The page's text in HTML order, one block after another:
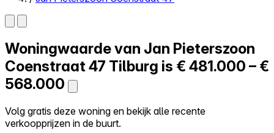
Zelf kopen
Alles-in-één
Reviews
Prijzen
Log in
Probeer Walter gratis
Woningwaarde van Jan Pieterszoon
Coenstraat 47 Tilburg is € 481.000 – €
568.000
Volg gratis deze woning en bekijk alle recente
verkoopprijzen in de buurt.